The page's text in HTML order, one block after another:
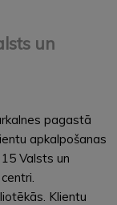
un
pagastā
apkalpošanas
Valsts un
Klientu